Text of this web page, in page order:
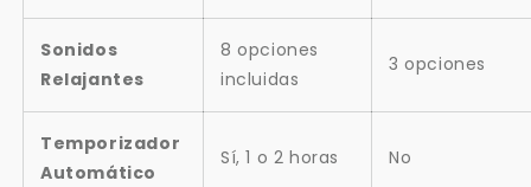
Sonidos
Relajantes
8 opciones
incluidas
3 opciones
Temporizador
Automático
Sí, 1 o 2 horas No